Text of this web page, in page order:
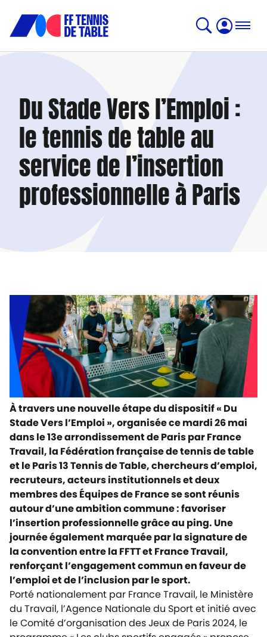
Du Stade Vers l’Emploi :
le tennis de table au
service de l’insertion
professionnelle à Paris
À travers une nouvelle étape du dispositif « Du
Stade Vers l’Emploi », organisée ce mardi 26 mai
dans le 13e arrondissement de Paris par France
Travail, la Fédération française de tennis de table
et le Paris 13 Tennis de Table, chercheurs d’emploi,
recruteurs, acteurs institutionnels et deux
membres des Équipes de France se sont réunis
autour d’une ambition commune : favoriser
l’insertion professionnelle grâce au ping. Une
journée également marquée par la signature de
la convention entre la FFTT et France Travail,
renforçant l’engagement commun en faveur de
l’emploi et de l’inclusion par le sport.
Porté nationalement par France Travail, le Ministère
du Travail, l’Agence Nationale du Sport et initié avec
le Comité d’organisation des Jeux de Paris 2024, le